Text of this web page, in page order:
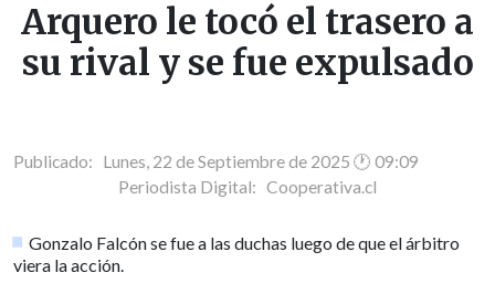
Arquero le tocó el trasero a
su rival y se fue expulsado
Publicado: Lunes, 22 de Septiembre de 2025 🕐 09:09
Periodista Digital: Cooperativa.cl
Gonzalo Falcón se fue a las duchas luego de que el árbitro
viera la acción.